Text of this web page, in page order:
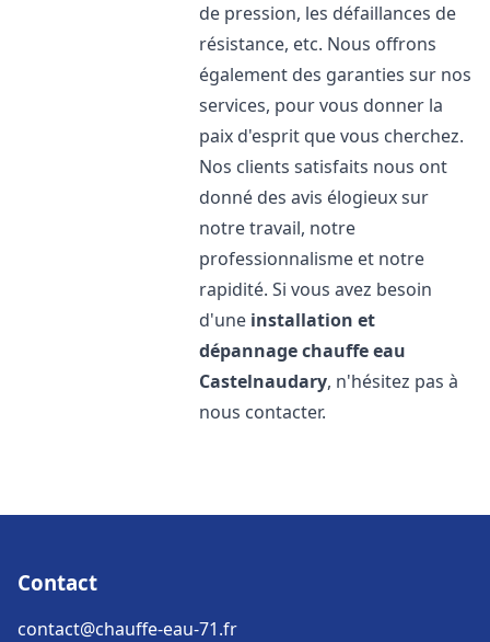
de pression, les défaillances de
résistance, etc. Nous offrons
également des garanties sur nos
services, pour vous donner la
paix d'esprit que vous cherchez.
Nos clients satisfaits nous ont
donné des avis élogieux sur
notre travail, notre
professionnalisme et notre
rapidité. Si vous avez besoin
d'une installation et
dépannage chauffe eau
Castelnaudary, n'hésitez pas à
nous contacter.
Contact
contact@chauffe-eau-71.fr